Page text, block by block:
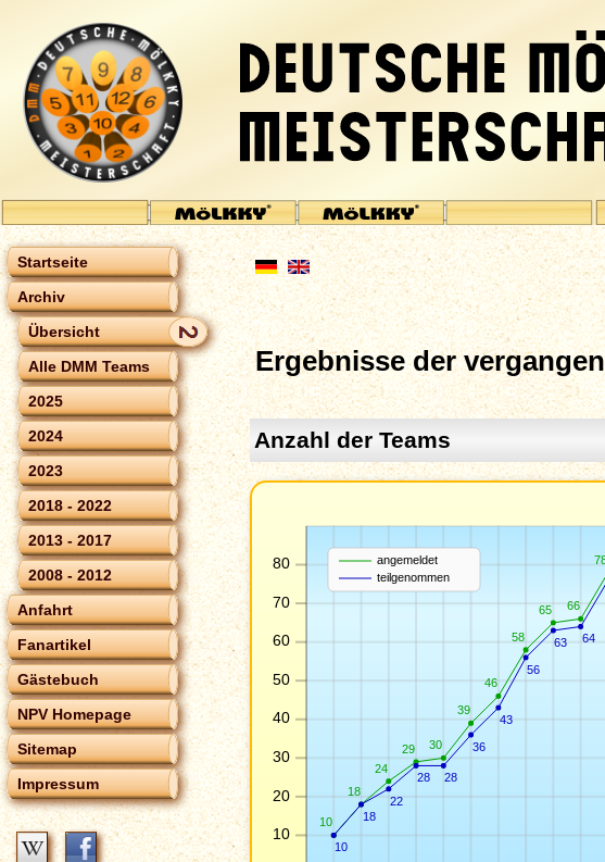
Startseite
Archiv
Übersicht
Alle DMM Teams
2025
2024
2023
2018 - 2022
2013 - 2017
2008 - 2012
Anfahrt
Fanartikel
Gästebuch
NPV Homepage
Sitemap
Impressum
Ergebnisse der
Anzahl der Teams
10
20
30
40
50
60
70
80
10
18
24
29 30
39
46
58
65 66
10
18
22
28 28
36
43
56
63 64
angemeldet
teilgenommen